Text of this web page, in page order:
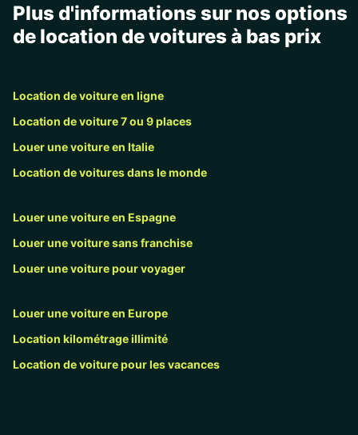
Plus d'informations sur nos options
de location de voitures à bas prix
Location de voiture en ligne
Location de voiture 7 ou 9 places
Louer une voiture en Italie
Location de voitures dans le monde
Louer une voiture en Espagne
Louer une voiture sans franchise
Louer une voiture pour voyager
Louer une voiture en Europe
Location kilométrage illimité
Location de voiture pour les vacances